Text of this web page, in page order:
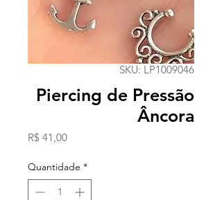
SKU: LP1009046
Piercing de Pressão
Âncora
R$ 41,00Preço
Quantidade *